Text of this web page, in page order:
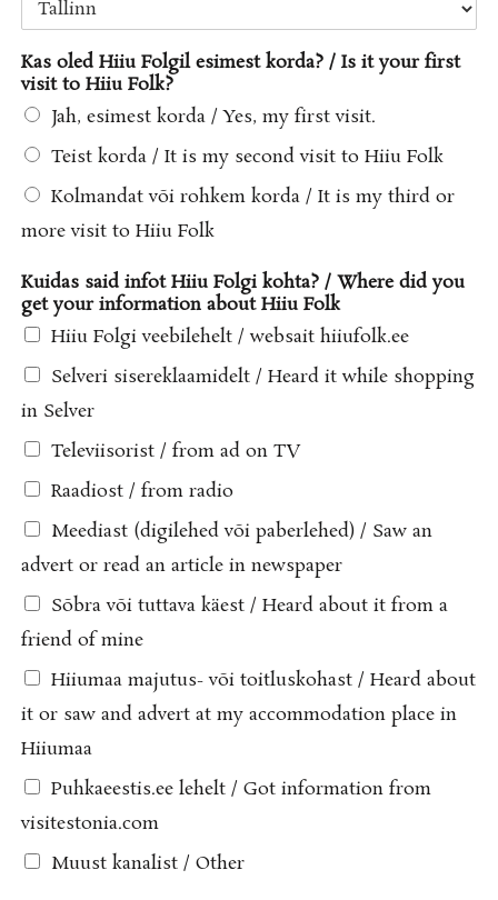
Kas oled Hiiu Folgil esimest korda? / Is it your first
visit to Hiiu Folk?
Jah, esimest korda / Yes, my first visit.
Teist korda / It is my second visit to Hiiu Folk
Kolmandat või rohkem korda / It is my third or
more visit to Hiiu Folk
Kuidas said infot Hiiu Folgi kohta? / Where did you
get your information about Hiiu Folk
Hiiu Folgi veebilehelt / websait hiiufolk.ee
Selveri sisereklaamidelt / Heard it while shopping
in Selver
Televiisorist / from ad on TV
Raadiost / from radio
Meediast (digilehed või paberlehed) / Saw an
advert or read an article in newspaper
Sõbra või tuttava käest / Heard about it from a
friend of mine
Hiiumaa majutus- või toitluskohast / Heard about
it or saw and advert at my accommodation place in
Hiiumaa
Puhkaeestis.ee lehelt / Got information from
visitestonia.com
Muust kanalist / Other